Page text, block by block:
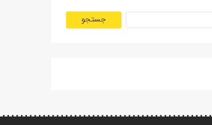
جستجو